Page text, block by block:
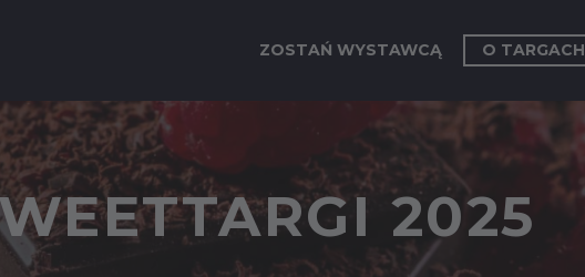
ZOSTAŃ WYSTAWCĄ O TARGACH
2025